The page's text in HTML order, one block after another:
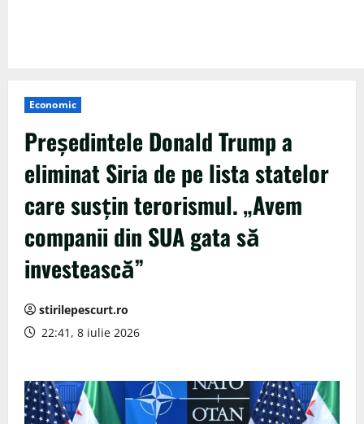
Economic
Preşedintele Donald Trump a
eliminat Siria de pe lista statelor
care susţin terorismul. „Avem
companii din SUA gata să
investească”
stirilepescurt.ro
22:41, 8 iulie 2026